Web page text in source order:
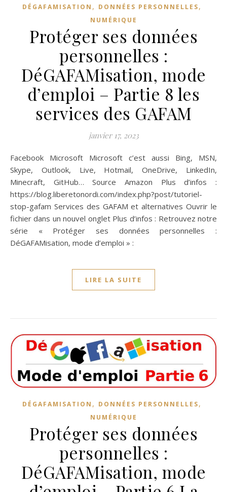
DÉGAFAMISATION , DONNÉES PERSONNELLES,
NUMÉRIQUE
Protéger ses données
personnelles :
DéGAFAMisation, mode
d’emploi – Partie 8 les
services des GAFAM
janvier 17, 2023
Facebook Microsoft Microsoft c’est aussi Bing, MSN,
Skype, Outlook, Live, Hotmail, OneDrive, LinkedIn,
Minecraft, GitHub… Source Amazon Plus d’infos :
https://blog.liberetonordi.com/index.php?post/tutoriel-
stop-gafam Services des GAFAM et alternatives Ouvrir le
fichier dans un nouvel onglet Plus d’infos : Retrouvez notre
série « Protéger ses données personnelles :
DéGAFAMisation, mode d’emploi » :
LIRE LA SUITE
DÉGAFAMISATION , DONNÉES PERSONNELLES,
NUMÉRIQUE
Protéger ses données
personnelles :
DéGAFAMisation, mode